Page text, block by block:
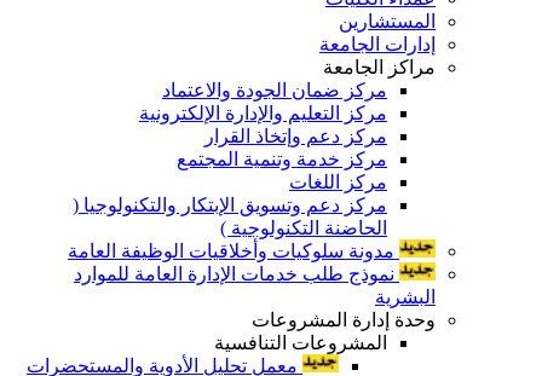
المستشارين
إدارات الجامعة
مراكز الجامعة
مركز ضمان الجودة والاعتماد
مركز التعليم والإدارة الإلكترونية
مركز دعم وإتخاذ القرار
مركز خدمة وتنمية المجتمع
مركز اللغات
مركز دعم وتسويق الإبتكار والتكنولوجيا (
الحاضنة التكنولوجية )
مدونة سلوكيات وأخلاقيات الوظيفة العامة
نموذج طلب خدمات الإدارة العامة للموارد
البشرية
وحدة إدارة المشروعات
المشروعات التنافسية
معمل تحليل الأدوية والمستحضرات